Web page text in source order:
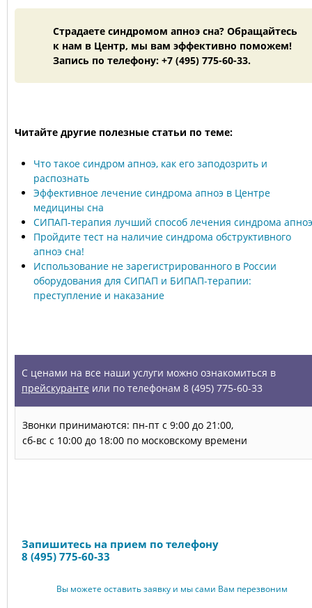
Страдаете синдромом апноэ сна? Обращайтесь
к нам в Центр, мы вам эффективно поможем!
Запись по телефону: +7 (495) 775-60-33.
Читайте другие полезные статьи по теме:
Что такое синдром апноэ, как его заподозрить и
распознать
Эффективное лечение синдрома апноэ в Центре
медицины сна
СИПАП-терапия лучший способ лечения синдрома апноэ
Пройдите тест на наличие синдрома обструктивного
апноэ сна!
Использование не зарегистрированного в России
оборудования для СИПАП и БИПАП-терапии:
преступление и наказание
С ценами на все наши услуги можно ознакомиться в
прейскуранте или по телефонам 8 (495) 775-60-33
Звонки принимаются: пн-пт с 9:00 до 21:00,
сб-вс с 10:00 до 18:00 по московскому времени
Запишитесь на прием по телефону
8 (495) 775-60-33
Вы можете оставить заявку и мы сами Вам перезвоним